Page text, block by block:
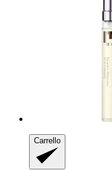
Carrello